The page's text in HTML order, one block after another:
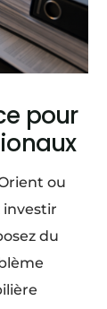
pour
ou
investir
du